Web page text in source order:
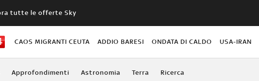
tutte le offerte Sky
CAOS MIGRANTI CEUTA ADDIO BARESI ONDATA DI CALDO USA-IRAN
Approfondimenti Astronomia Terra Ricerca